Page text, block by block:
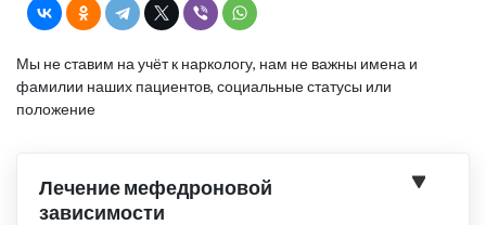
Мы не ставим на учёт к наркологу, нам не важны имена и
фамилии наших пациентов, социальные статусы или
положение
Лечение мефедроновой
зависимости